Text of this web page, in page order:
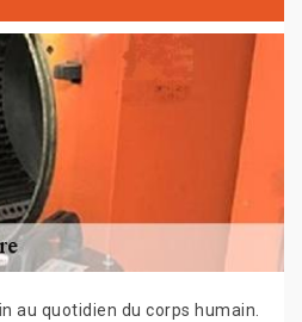
au quotidien du corps humain.